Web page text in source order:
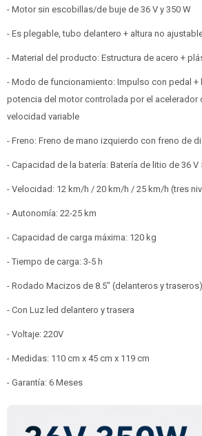
- Motor sin escobillas/de buje de 36 V y 350 W
- Es plegable, tubo delantero + altura no
- Material del producto: Estructura de acero +
- Modo de funcionamiento: Impulso con pedal
potencia del motor controlada por el acelerador
velocidad variable
- Freno: Freno de mano izquierdo con freno de
- Capacidad de la batería: Batería de litio de 36 V
- Velocidad: 12 km/h / 20 km/h / 25 km/h (tres
- Autonomía: 22-25 km
- Capacidad de carga máxima: 120 kg
- Tiempo de carga: 3-5 h
- Rodado Macizos de 8.5" (delanteros y traseros)
- Con Luz led delantero y trasera
- Voltaje: 220V
- Medidas: 110 cm x 45 cm x 119 cm
- Garantía: 6 Meses